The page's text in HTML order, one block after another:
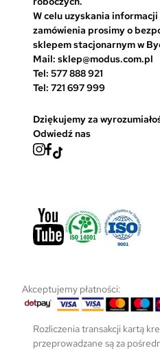
W celu uzyskania informacji
zamówienia prosimy o
sklepem stacjonarnym w
Mail: sklep@modus.com.pl
Tel: 577 888 921
Tel: 721 697 999
Dziękujemy za
Odwiedź nas
Akceptujemy płatności:
Rozliczenia transakcji kartą
przeprowadzane są za